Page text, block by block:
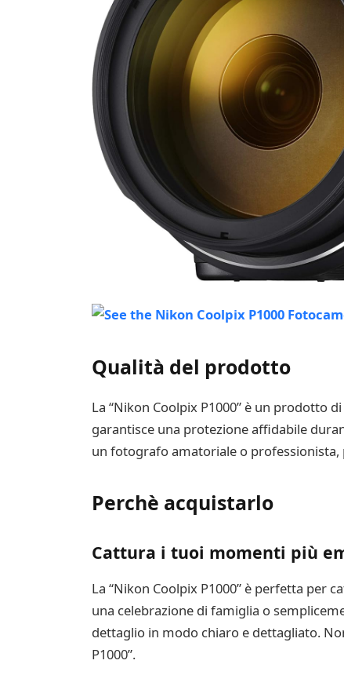
Qualità del prodotto
La “Nikon Coolpix P1000” è un prodotto
garantisce una protezione affidabile
un fotografo amatoriale o
Perchè acquistarlo
Cattura i tuoi momenti più
La “Nikon Coolpix P1000” è perfetta per
una celebrazione di famiglia o
dettaglio in modo chiaro e dettagliato.
P1000”.